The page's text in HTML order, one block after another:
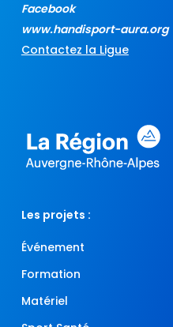
Facebook
www.handisport-aura.org
Contactez la Ligue
Les projets :
Événement
Formation
Matériel